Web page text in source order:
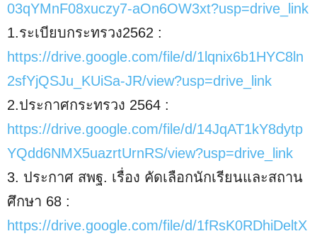
03qYMnF08xuczy7-aOn6OW3xt?usp=drive_link
1.ระเบียบกระทรวง2562 :
https://drive.google.com/file/d/1lqnix6b1HYC8ln
2sfYjQSJu_KUiSa-JR/view?usp=drive_link
2.ประกาศกระทรวง 2564 :
https://drive.google.com/file/d/14JqAT1kY8dytp
YQdd6NMX5uazrtUrnRS/view?usp=drive_link
3. ประกาศ สพฐ. เรื่อง คัดเลือกนักเรียนและสถาน
ศึกษา 68 :
https://drive.google.com/file/d/1fRsK0RDhiDeltX